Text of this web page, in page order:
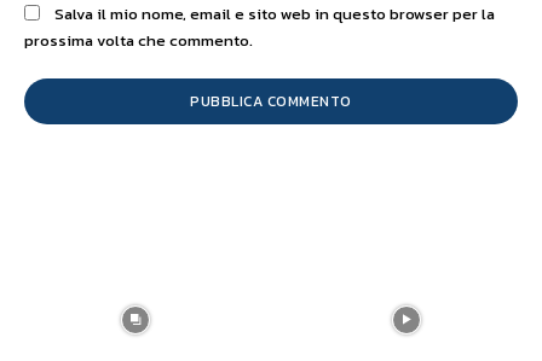
Salva il mio nome, email e sito web in questo browser per la
prossima volta che commento.